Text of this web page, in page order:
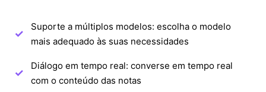
Suporte a múltiplos modelos: escolha o modelo
mais adequado às suas necessidades
Diálogo em tempo real: converse em tempo real
com o conteúdo das notas